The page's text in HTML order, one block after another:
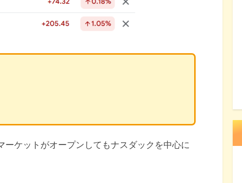
ケットがオープンしてもナスダックを中心に